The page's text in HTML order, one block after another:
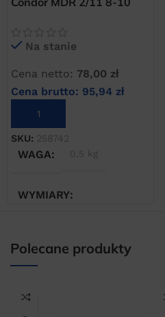
kątowy
Na stanie
Cena netto: 78,00 zł
Cena brutto: 95,94 zł
DODAJ DO KOSZYKA
SKU: 258742
WAGA 0,5 kg
WYMIARY
Polecane produkty